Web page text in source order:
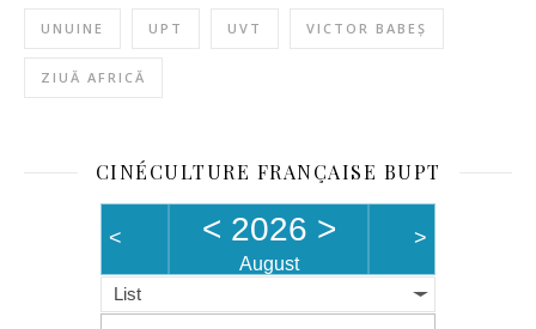
UNUINE UPT UVT VICTOR BABEȘ
ZIUĂ AFRICĂ
CINÉCULTURE FRANÇAISE BUPT
< < 2026 >
August
>
List